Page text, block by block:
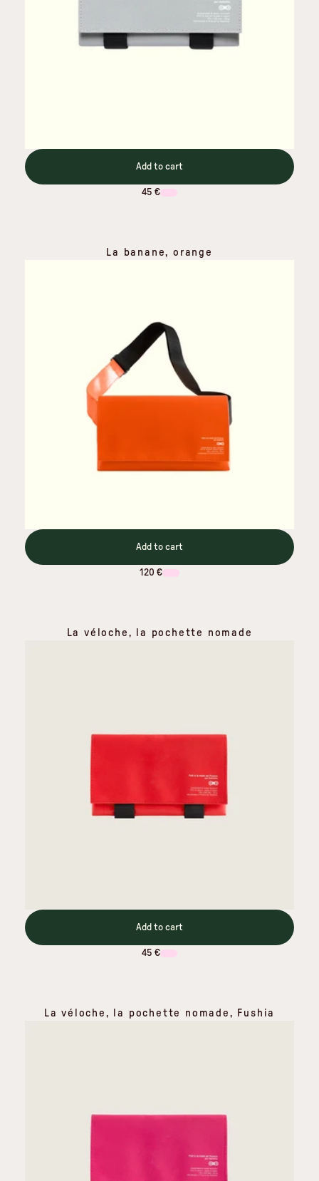
Add to cart
45 €
La banane, orange
Add to cart
120 €
La véloche, la pochette nomade
Add to cart
45 €
La véloche, la pochette nomade, Fushia